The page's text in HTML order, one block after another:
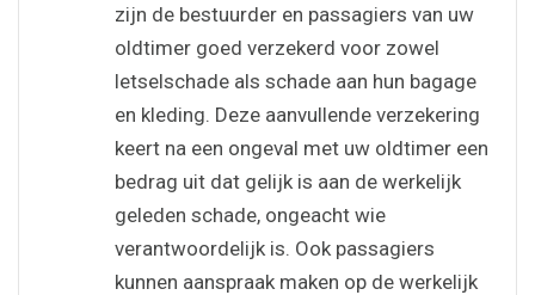
zijn de bestuurder en passagiers van uw
oldtimer goed verzekerd voor zowel
letselschade als schade aan hun bagage
en kleding. Deze aanvullende verzekering
keert na een ongeval met uw oldtimer een
bedrag uit dat gelijk is aan de werkelijk
geleden schade, ongeacht wie
verantwoordelijk is. Ook passagiers
kunnen aanspraak maken op de werkelijk